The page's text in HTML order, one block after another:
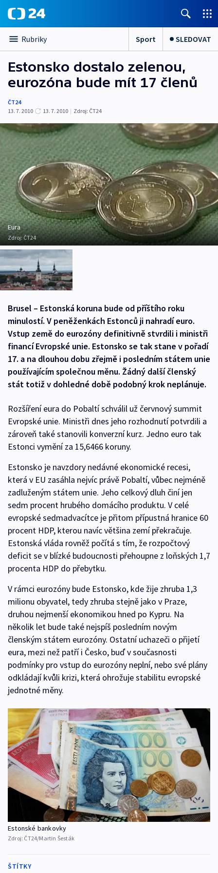
Rubriky Sport SLEDOVAT
Estonsko dostalo zelenou,
eurozóna bude mít 17 členů
ČT24
13. 7. 2010
13. 7. 2010 | Zdroj: ČT24
Eura
Zdroj: ČT24
Brusel – Estonská koruna bude od příštího roku
minulostí. V peněženkách Estonců ji nahradí euro.
Vstup země do eurozóny definitivně stvrdili i ministři
financí Evropské unie. Estonsko se tak stane v pořadí
17. a na dlouhou dobu zřejmě i posledním státem unie
používajícím společnou měnu. Žádný další členský
stát totiž v dohledné době podobný krok neplánuje.
Rozšíření eura do Pobaltí schválil už červnový summit
Evropské unie. Ministři dnes jeho rozhodnutí potvrdili a
zároveň také stanovili konverzní kurz. Jedno euro tak
Estonci vymění za 15,6466 koruny.
Estonsko je navzdory nedávné ekonomické recesi,
která v EU zasáhla nejvíc právě Pobaltí, vůbec nejméně
zadluženým státem unie. Jeho celkový dluh činí jen
sedm procent hrubého domácího produktu. V celé
evropské sedmadvacítce je přitom přípustná hranice 60
procent HDP, kterou navíc většina zemí překračuje.
Estonská vláda rovněž počítá s tím, že rozpočtový
deficit se v blízké budoucnosti přehoupne z loňských 1,7
procenta HDP do přebytku.
V rámci eurozóny bude Estonsko, kde žije zhruba 1,3
milionu obyvatel, tedy zhruba stejně jako v Praze,
druhou nejmenší ekonomikou hned po Kypru. Na
několik let bude také nejspíš posledním novým
členským státem eurozóny. Ostatní uchazeči o přijetí
eura, mezi než patří i Česko, buď v současnosti
podmínky pro vstup do eurozóny neplní, nebo své plány
odkládají kvůli krizi, která ohrožuje stabilitu evropské
jednotné měny.
Estonské bankovky
Zdroj: ČT24/Martin Šesták
ŠTÍTKY